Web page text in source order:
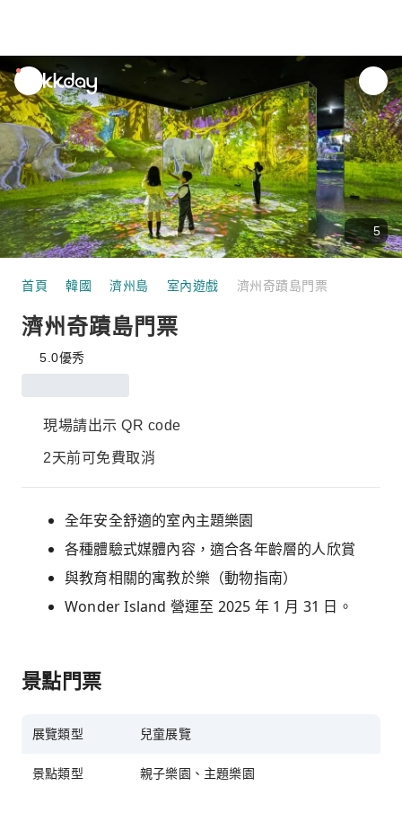
unread
notifications
5
首頁 韓國 濟州島 室內遊戲 濟州奇蹟島門票
濟州奇蹟島門票
5.0優秀
現場請出示 QR code
2天前可免費取消
全年安全舒適的室內主題樂園
各種體驗式媒體內容，適合各年齡層的人欣賞
與教育相關的寓教於樂（動物指南）
Wonder Island 營運至 2025 年 1 月 31 日。
景點門票
展覽類型 兒童展覽
景點類型 親子樂園、主題樂園